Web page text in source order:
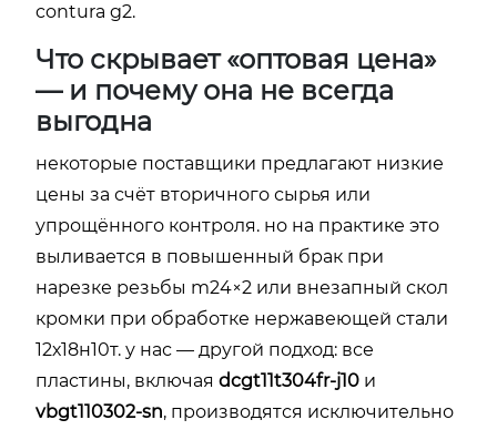
contura g2.
Что скрывает «оптовая цена»
— и почему она не всегда
выгодна
некоторые поставщики предлагают низкие
цены за счёт вторичного сырья или
упрощённого контроля. но на практике это
выливается в повышенный брак при
нарезке резьбы m24×2 или внезапный скол
кромки при обработке нержавеющей стали
12х18н10т. у нас — другой подход: все
пластины, включая dcgt11t304fr-j10 и
vbgt110302-sn, производятся исключительно